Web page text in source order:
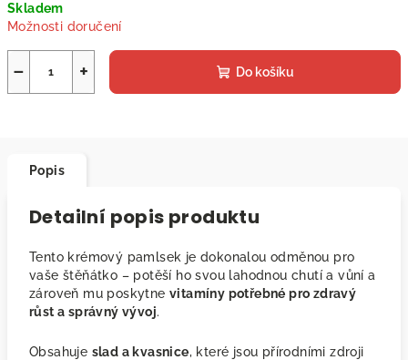
cena:
Skladem
Možnosti doručení
+
− Do košíku
Popis
Detailní popis produktu
Tento krémový pamlsek je dokonalou odměnou pro
vaše štěňátko – potěší ho svou lahodnou chutí a vůní a
zároveň mu poskytne vitamíny potřebné pro zdravý
růst a správný vývoj.
Obsahuje slad a kvasnice, které jsou přírodními zdroji